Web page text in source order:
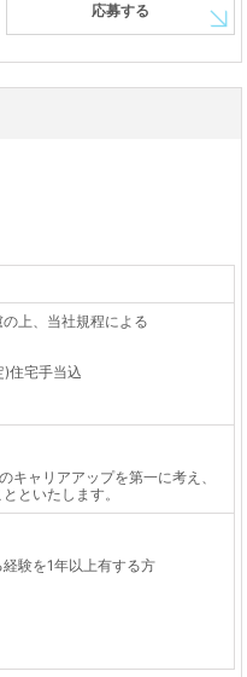
応募する
上、当社規程による
)住宅手当込
キャリアアップを第一に考え、
といたします。
験を1年以上有する方